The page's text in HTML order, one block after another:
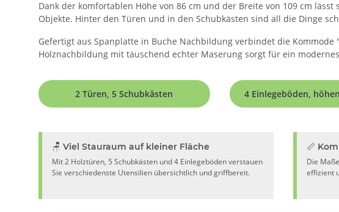
Dank der komfortablen Höhe von 86 cm und der Breite von 109 cm
Objekte. Hinter den Türen und in den Schubkästen sind all die Dinge
Gefertigt aus Spanplatte in Buche Nachbildung verbindet die
Holznachbildung mit täuschend echter Maserung sorgt für ein
2 Türen, 5 Schubkästen 4 Einlegeböden,
🪑 Viel Stauraum auf kleiner Fläche
Mit 2 Holztüren, 5 Schubkästen und 4 Einlegeböden verstauen
Sie verschiedenste Utensilien übersichtlich und griffbereit.
📏
Die
effizient